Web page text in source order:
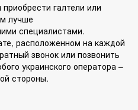
галтели или
лучше
специалистами.
расположенном на каждой
звонок или позвонить
украинского оператора –
стороны.